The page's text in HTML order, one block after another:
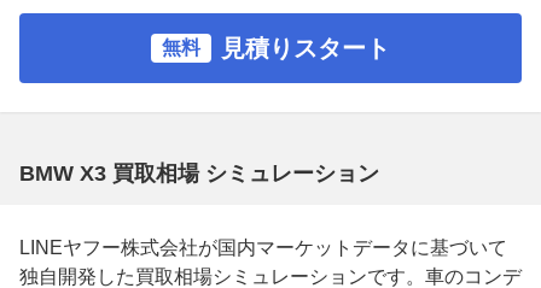
無料 見積りスタート
BMW X3 買取相場 シミュレーション
LINEヤフー株式会社が国内マーケットデータに基づいて
独自開発した買取相場シミュレーションです。車のコンデ